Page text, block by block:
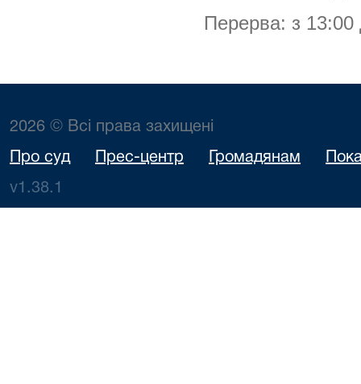
Перерва: з 13:00
2026 © Всі права захищені
Про суд Прес-центр Громадянам
v1.38.1